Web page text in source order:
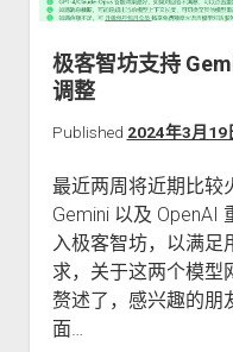
发
故
2
内
从
0
到
每
极客智坊支持
调整
Published 2024年3月19
最近两周将近期比较
Gemini 以及 OpenAI
入极客智坊，以满足
求，关于这两个模型
赘述了，感兴趣的朋
面…